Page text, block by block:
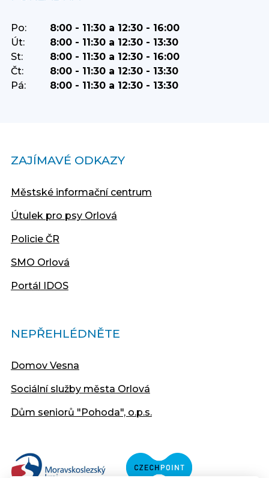
Po:
8:00 - 11:30 a 12:30 - 16:00
Út:
8:00 - 11:30 a 12:30 - 13:30
St:
8:00 - 11:30 a 12:30 - 16:00
Čt:
8:00 - 11:30 a 12:30 - 13:30
Pá:
8:00 - 11:30 a 12:30 - 13:30
ZAJÍMAVÉ ODKAZY
Městské informační centrum
Útulek pro psy Orlová
Policie ČR
SMO Orlová
Portál IDOS
NEPŘEHLÉDNĚTE
Domov Vesna
Sociální služby města Orlová
Dům seniorů "Pohoda", o.p.s.